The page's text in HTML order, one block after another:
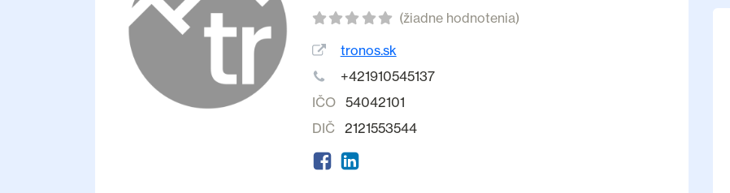
(žiadne hodnotenia)
tronos.sk
+421910545137
IČO
54042101
DIČ
2121553544